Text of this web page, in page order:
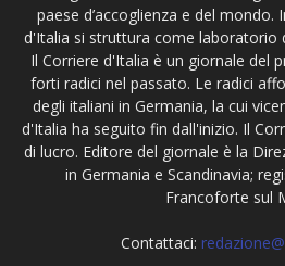
paese d’accoglienza e del mondo.
d'Italia si struttura come laboratorio
Il Corriere d'Italia è un giornale del
forti radici nel passato. Le radici
degli italiani in Germania, la cui
d'Italia ha seguito fin dall'inizio. Il
di lucro. Editore del giornale è la
in Germania e Scandinavia;
Francoforte sul
Contattaci: